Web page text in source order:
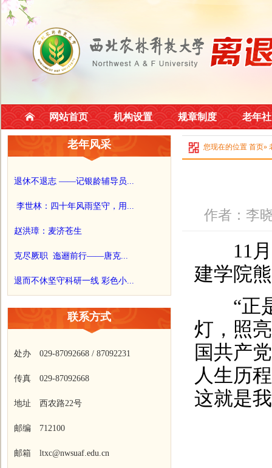
网站首页 机构设置 规章制度 老年
老年风采
退休不退志 ——记银龄辅导员...
李世林：四十年风雨坚守，用...
赵洪璋：麦济苍生
克尽厥职 迤逦前行——唐克...
退而不休坚守科研一线 彩色小...
联系方式
处办 029-87092668 / 87092231
传真 029-87092668
地址 西农路22号
邮编 712100
邮箱 ltxc@nwsuaf.edu.cn
您现在的位置 首页»
作者：李
11月
建学院
“正是
灯，照
国共产
人生历
这就是